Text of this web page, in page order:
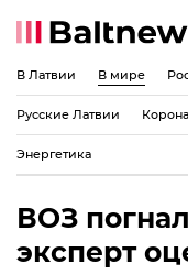
В Латвии В мире
Русские Латвии
Энергетика
ВОЗ
эксперт